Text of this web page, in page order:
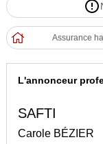
Assurance
L'annonceur
SAFTI
Carole BÉZIER